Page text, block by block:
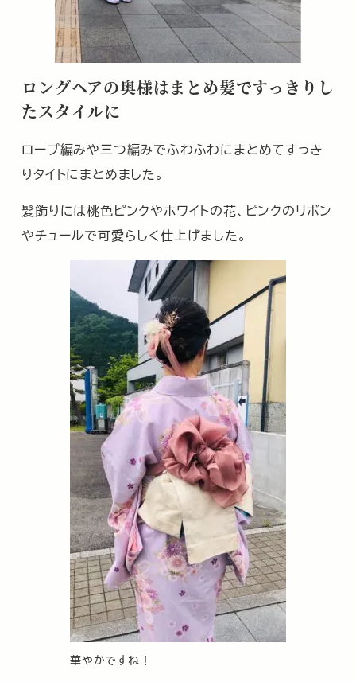
ロングヘアの奥様はまとめ髪ですっきりし
たスタイルに
ロープ編みや三つ編みでふわふわにまとめてすっき
りタイトにまとめました。
髪飾りには桃色ピンクやホワイトの花、ピンクのリボン
やチュールで可愛らしく仕上げました。
華やかですね！